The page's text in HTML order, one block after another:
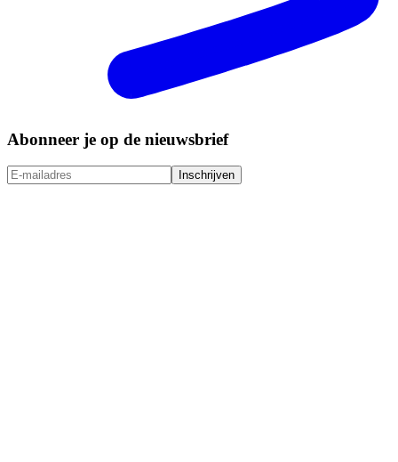
Abonneer je op de nieuwsbrief
Inschrijven